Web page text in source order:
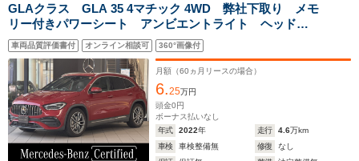
駆動方式 4WD 4WD 4WD
GLAクラス GLA 35 4マチック 4WD 弊社下取り メモ
リー付きパワーシート アンビエントライト ヘッドア
ップディスプレイ 認定中古車保証 AMGパフォーマ
ンスステアリング レーダーセーフティーパッケージ
シートヒーター
車両品質評価書付 オンライン相談可 360°画像付
月額（60 ヵ月リースの場合）
6.25万円
頭金0円
ボーナス払いなし
年式
2022年 走行 4.6万km
車検
車検整備無 修復
なし